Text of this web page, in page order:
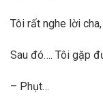
Tôi rất nghe lời
Sau đó…. Tôi gặp
– Phụt…